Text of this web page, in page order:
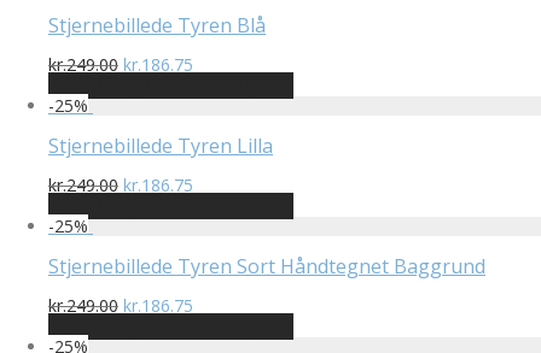
Stjernebillede Tyren Blå
kr.249.00 Den
pris
kr.249.00.
kr.186.75
pris
kr.186.75.
-25%
Stjernebillede Tyren Lilla
kr.249.00 Den
pris
kr.249.00.
kr.186.75
pris
kr.186.75.
-25%
Stjernebillede Tyren Sort Håndtegnet Baggrund
kr.249.00 Den
pris
kr.186.75
pris
-25%